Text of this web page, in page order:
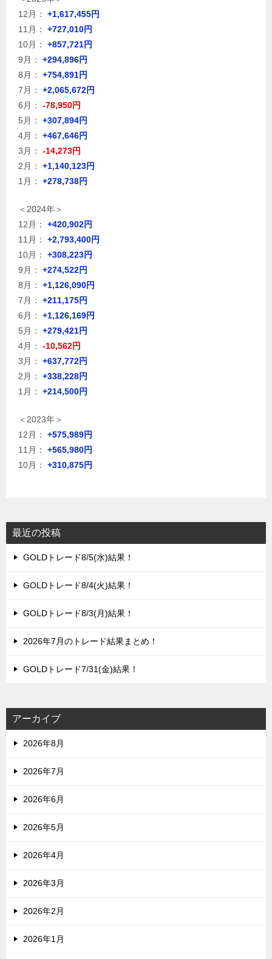
12月：
+1,617,455円
11月：
+727,010円
10月：
+857,721円
9月：
+294,896円
8月：
+754,891円
7月：
+2,065,672円
6月：
-78,950円
5月：
+307,894円
4月：
+467,646円
3月：
-14,273円
2月：
+1,140,123円
1月：
+278,738円
＜2024年＞
12月：
+420,902円
11月：
+2,793,400円
10月：
+308,223円
9月：
+274,522円
8月：
+1,126,090円
7月：
+211,175円
6月：
+1,126,169円
5月：
+279,421円
4月：
-10,562円
3月：
+637,772円
2月：
+338,228円
1月：
+214,500円
＜2023年＞
12月：
+575,989円
11月：
+565,980円
10月：
+310,875円
最近の投稿
GOLDトレード8/5(水)結果！
GOLDトレード8/4(火)結果！
GOLDトレード8/3(月)結果！
2026年7月のトレード結果まとめ！
GOLDトレード7/31(金)結果！
アーカイブ
2026年8月
2026年7月
2026年6月
2026年5月
2026年4月
2026年3月
2026年2月
2026年1月